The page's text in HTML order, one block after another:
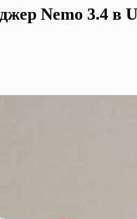
Nemo 3.4 в